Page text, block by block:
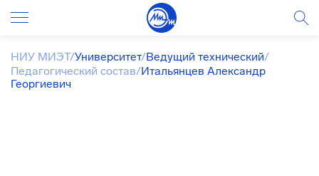
НИУ МИЭТ/Университет/Ведущий технический/
Педагогический состав/Итальянцев Александр
Георгиевич